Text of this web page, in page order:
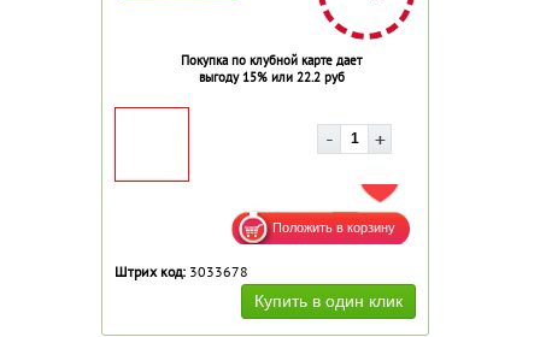
Покупка по клубной карте дает
выгоду 15% или 22.2 руб
ДОБАВИТЬ В ИЗБРАННОЕ
Штрих код: 3033678